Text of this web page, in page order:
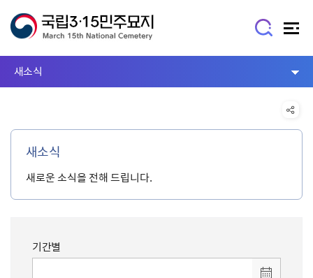
새소식
새소식
새로운 소식을 전해 드립니다.
기간별